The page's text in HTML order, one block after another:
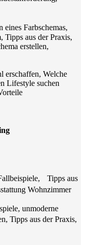
eines Farbschemas,
Tipps aus der Praxis,
erstellen,
erschaffen, Welche
Lifestyle suchen
Tipps aus
Wohnzimmer
unmoderne
Tipps aus der Praxis,